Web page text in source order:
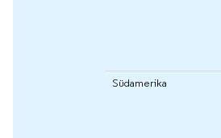
Südamerika